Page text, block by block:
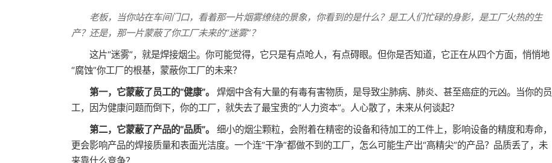
老板，当你站在车间门口，看着那一片烟雾缭绕的景象，你看到的是什么？是工人们忙碌的身影，是工厂火热的生
产？还是，那一片蒙蔽了你工厂未来的“迷雾”？
这片“迷雾”，就是焊接烟尘。你可能觉得，它只是有点呛人，有点碍眼。但你是否知道，它正在从四个方面，悄悄地
“腐蚀”你工厂的根基，蒙蔽你工厂的未来？
第一，它蒙蔽了员工的“健康”。
焊烟中含有大量的有毒有害物质，是导致尘肺病、肺炎、甚至癌症的元凶。当你的员
工，因为健康问题而倒下，你的工厂，就失去了最宝贵的“人力资本”。人心散了，未来从何谈起？
第二，它蒙蔽了产品的“品质”。
细小的烟尘颗粒，会附着在精密的设备和待加工的工件上，影响设备的精度和寿命，
更会影响产品的焊接质量和表面光洁度。一个连“干净”都做不到的工厂，怎么可能生产出“高精尖”的产品？品质丢了，未